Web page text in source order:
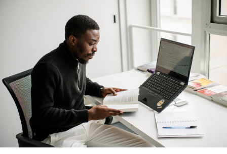
ESPACES DE PRATIQUE ARTISTIQUE ↓
Recherche
Connexion
↓